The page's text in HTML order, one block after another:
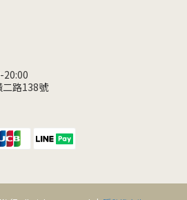
20:00
二路138號